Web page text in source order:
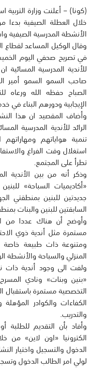
(كونا) – أعلنت وزارة التربية
خلال العطلة الصيفية
الأنشطة المدرسية الصيفية
وقال الوكيل المساعد لقطاع
في تصريح صحفي اليوم
للأندية المدرسية
صاحب السمو السمو أمير
الصباح حفظه الله ورعاه
الإيجابية ودورهم البناء في
وأضاف المقصيد ان هذا
الرائد للأندية المدرسية
تنمية هواياتهم
استغلال وقت الفراغ
تطرأ على المجتمع.
وذكر أنه من بين الأندية
«أكاديميات السباحة»
جديدتين للبنين بمنطقتي
السابقتين للبنين والبنات
وأوضح أن هناك عددا من
مستمرة مثل أندية ذوي
ومتنوعة ذات طبيعة خاصة
المنزلي والسباحة والأنشطة
ولفت الى وجود أندية ذات
«بنين وبنات» ونادي
التخصصية مستمرة
الكفاءات والكوادر
والتدريب.
وأفاد بأن التقديم للطلبة
الكترونيا «اون لاين» من
الدخول والتسجيل واختيار
لولي امر الطالب الدخول